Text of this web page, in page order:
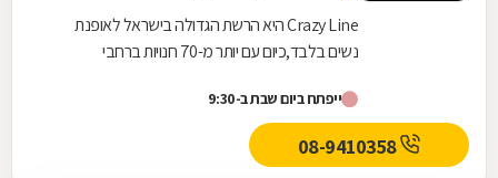
Crazy Line היא הרשת הגדולה בישראל לאופנת
נשים בלבד,כיום עם יותר מ-70 חנויות ברחבי
הנאמן שלה בגדים...
ייפתח ביום שבת ב-9:30
08-9410358